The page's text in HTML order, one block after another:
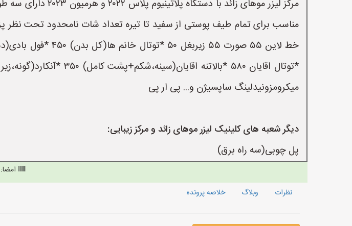
مرکز لیزر موهای
میکرومزونیدلینگ ساپسیژن و... پی ار پی
دیگر شعبه های کلینیک لیزر موهای زائد و مرکز زیبایی:
پل چوبی(سه راه برق)
نظرات
وبلاگ خلاصه پرونده